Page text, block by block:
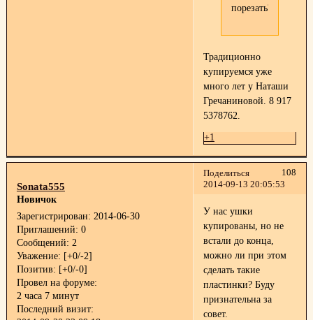
порезать?
Традиционно
купируемся уже
много лет у Наташи
Гречаниновой. 8 917
5378762.
+1
Поделиться
108
2014-09-13 20:05:53
Sonata555
Новичок
Зарегистрирован: 2014-06-30
Приглашений: 0
Сообщений: 2
Уважение: [+0/-2]
Позитив: [+0/-0]
Провел на форуме:
2 часа 7 минут
Последний визит:
У нас ушки
купированы, но не
встали до конца,
можно ли при этом
сделать такие
пластинки? Буду
признательна за
совет.